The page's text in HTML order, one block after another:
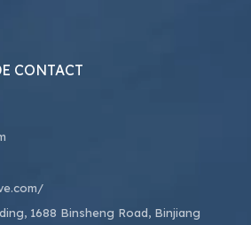
CONTACT
1688 Binsheng Road, Binjiang